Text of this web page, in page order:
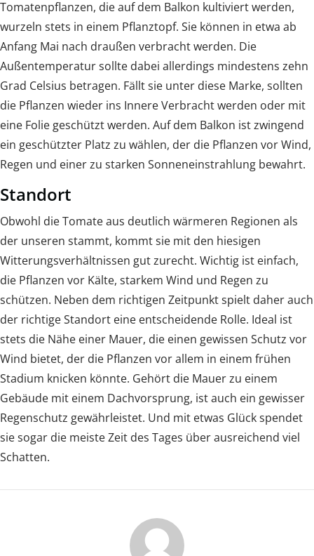
Tomatenpflanzen, die auf dem Balkon kultiviert werden,
wurzeln stets in einem Pflanztopf. Sie können in etwa ab
Anfang Mai nach draußen verbracht werden. Die
Außentemperatur sollte dabei allerdings mindestens zehn
Grad Celsius betragen. Fällt sie unter diese Marke, sollten
die Pflanzen wieder ins Innere Verbracht werden oder mit
eine Folie geschützt werden. Auf dem Balkon ist zwingend
ein geschützter Platz zu wählen, der die Pflanzen vor Wind,
Regen und einer zu starken Sonneneinstrahlung bewahrt.
Standort
Obwohl die Tomate aus deutlich wärmeren Regionen als
der unseren stammt, kommt sie mit den hiesigen
Witterungsverhältnissen gut zurecht. Wichtig ist einfach,
die Pflanzen vor Kälte, starkem Wind und Regen zu
schützen. Neben dem richtigen Zeitpunkt spielt daher auch
der richtige Standort eine entscheidende Rolle. Ideal ist
stets die Nähe einer Mauer, die einen gewissen Schutz vor
Wind bietet, der die Pflanzen vor allem in einem frühen
Stadium knicken könnte. Gehört die Mauer zu einem
Gebäude mit einem Dachvorsprung, ist auch ein gewisser
Regenschutz gewährleistet. Und mit etwas Glück spendet
sie sogar die meiste Zeit des Tages über ausreichend viel
Schatten.